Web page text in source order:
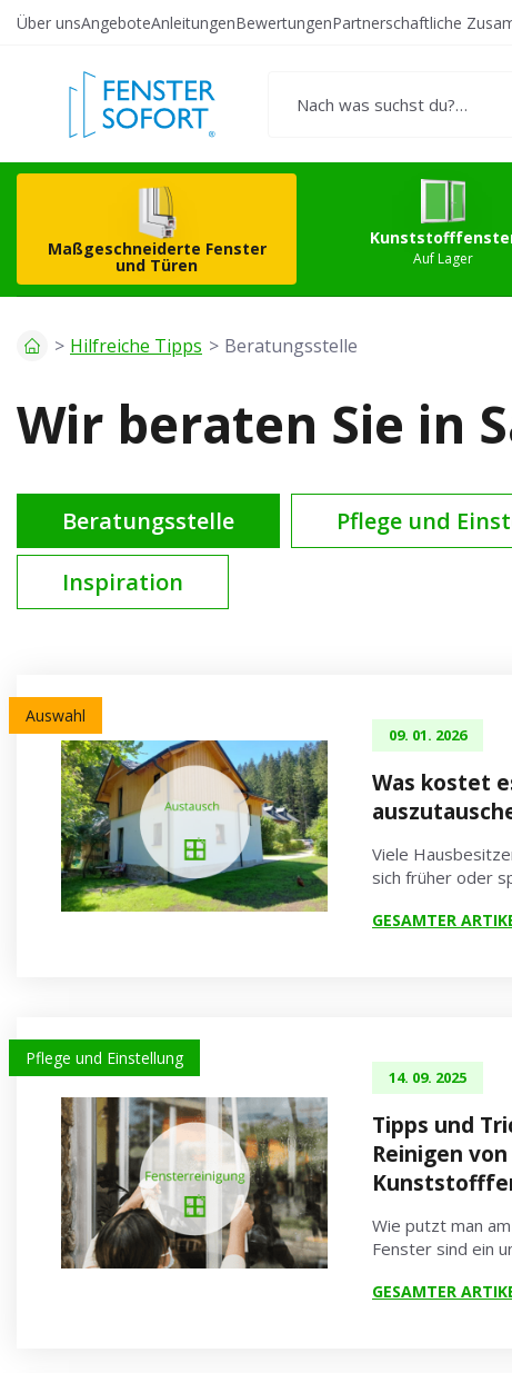
Erstellen Sie Ihr
Über unsAngeboteAnleitungenBewertungenPartnerschaftliche
Maßgeschneiderte Fenster
und Türen Auf Lager
Hilfreiche Tipps Beratungsstelle
Wir beraten Sie in
Beratungsstelle Pflege und
Inspiration
Auswahl
09. 01. 2026
Was kostet
Viele
sich früher oder
GESAMTER
Pflege und Einstellung
14. 09. 2025
Tipps und
Reinigen von
Wie putzt man
Fenster sind ein
GESAMTER